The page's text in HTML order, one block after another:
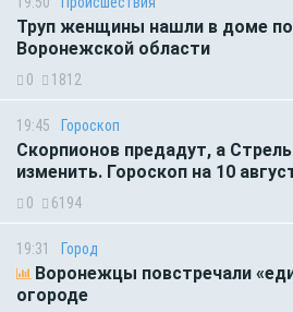
Труп женщины нашли в доме
Воронежской области
0 1812
19:45 Гороскоп
Скорпионов предадут, а
изменить. Гороскоп на 10
0 6194
19:31 Город
Воронежцы повстречали
огороде